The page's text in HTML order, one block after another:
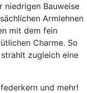
niedrigen Bauweise
Armlehnen
mit dem fein
Charme. So
zugleich eine
und mehr!